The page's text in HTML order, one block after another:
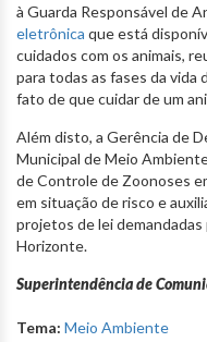
à Guarda Responsável de
eletrônica que está
cuidados com os animais,
para todas as fases da vida
fato de que cuidar de um
Além disto, a Gerência de
Municipal de Meio
de Controle de Zoonoses
em situação de risco e
projetos de lei demandadas
Horizonte.
Superintendência de
Tema: Meio Ambiente